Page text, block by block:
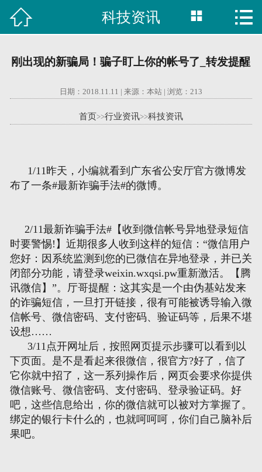
 首页
关于我们
51La
域名查询
网页地图
文本地图
XML地图
 科技资讯  
刚出现的新骗局！骗子盯上你的帐号了_转发提醒
日期：2018.11.11 | 来源：本站 | 浏览： 213
首页>>行业资讯>>科技资讯
1/11昨天，小编就看到广东省公安厅官方微博发
布了一条#最新诈骗手法#的微博。
2/11最新诈骗手法#【收到微信帐号异地登录短信
时要警惕!】近期很多人收到这样的短信：“微信用户
您好：因系统监测到您的已微信在异地登录，并已关
闭部分功能，请登录weixin.wxqsi.pw重新激活。【腾
讯微信】”。厅哥提醒：这其实是一个由伪基站发来
的诈骗短信，一旦打开链接，很有可能被诱导输入微
信帐号、微信密码、支付密码、验证码等，后果不堪
设想……
3/11点开网址后，按照网页提示步骤可以看到以
下页面。是不是看起来很微信，很官方?好了，信了
它你就中招了，这一系列操作后，网页会要求你提供
微信账号、微信密码、支付密码、登录验证码。好
吧，这些信息给出，你的微信就可以被对方掌握了。
绑定的银行卡什么的，也就呵呵呵，你们自己脑补后
果吧。